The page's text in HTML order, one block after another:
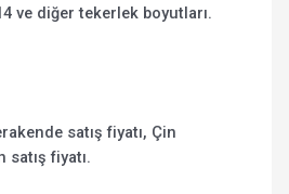
ve diğer tekerlek boyutları.
satış fiyatı, Çin
satış fiyatı.